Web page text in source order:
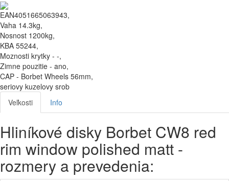
EAN4051665063943,
Vaha 14.3kg,
Nosnost 1200kg,
KBA 55244,
Moznosti krytky - -,
Zimne pouzitie - ano,
CAP - Borbet Wheels 56mm,
seriovy kuzelovy srob
Veľkosti
Info
Hliníkové disky Borbet CW8 red
rim window polished matt -
rozmery a prevedenia: